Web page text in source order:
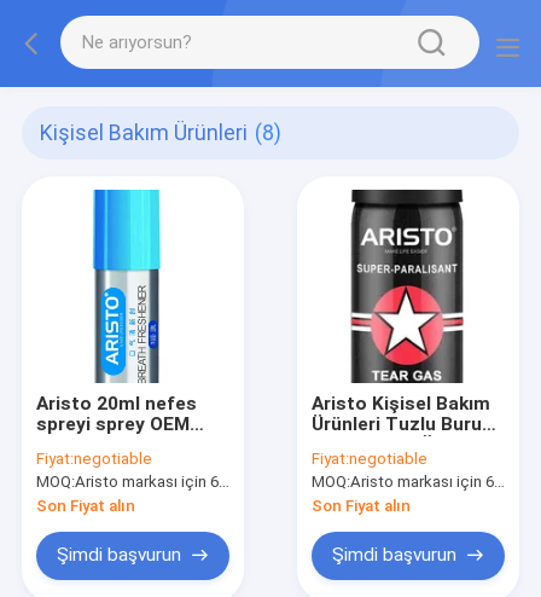
Kişisel Bakım Ürünleri (8)
Aristo 20ml nefes
spreyi sprey OEM
Fiyat:negotiable
MOQ:Aristo markası için 6000 adet, müşteri markası için 15000 adet
Son Fiyat alın
Şimdi başvurun
Aristo Kişisel Bakım
Ürünleri Tuzlu Burun
Olmayan Tahriş Edici
Fiyat:negotiable
MOQ:Aristo markası için 6000 adet, müşteri markası için 15000 adet
Son Fiyat alın
Şimdi başvurun